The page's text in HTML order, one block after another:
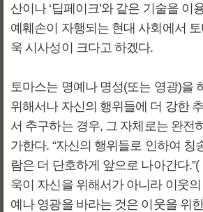
산이나 ‘딥페이크’와 같은 기술을 이
예훼손이 자행되는 현대 사회에서
욱 시사성이 크다고 하겠다.
토마스는 명예나 명성(또는 영광)을
위해서나 자신의 행위들에 더 강한
서 추구하는 경우, 그 자체로는 완전
가한다. “자신의 행위들로 인하여 칭
람은 더 단호하게 앞으로 나아간다.”(
욱이 자신을 위해서가 아니라 이웃
예나 영광을 바라는 것은 이웃을 위